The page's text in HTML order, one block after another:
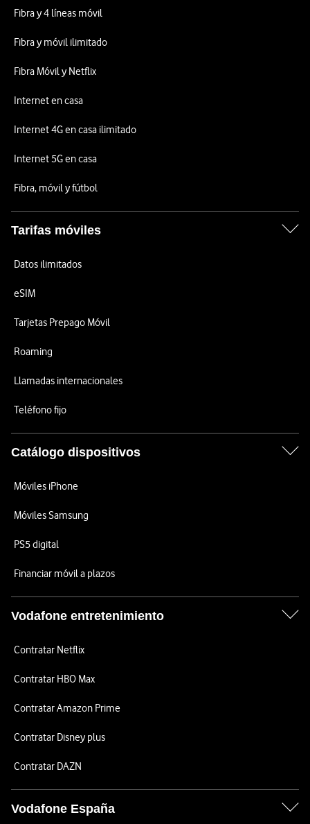
Fibra y 4 líneas móvil
Fibra y móvil ilimitado
Fibra Móvil y Netflix
Internet en casa
Internet 4G en casa ilimitado
Internet 5G en casa
Fibra, móvil y fútbol
Tarifas móviles
Datos ilimitados
eSIM
Tarjetas Prepago Móvil
Roaming
Llamadas internacionales
Teléfono fijo
Catálogo dispositivos
Móviles iPhone
Móviles Samsung
PS5 digital
Financiar móvil a plazos
Vodafone entretenimiento
Contratar Netflix
Contratar HBO Max
Contratar Amazon Prime
Contratar Disney plus
Contratar DAZN
Vodafone España